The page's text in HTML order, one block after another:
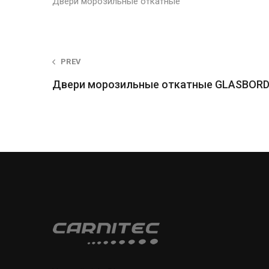
Post
navigation
PREV
Двери морозильные откатные GLASBORD